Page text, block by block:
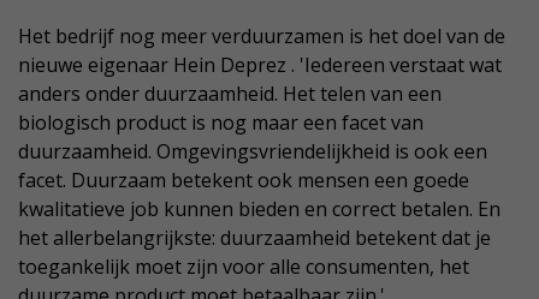
Het bedrijf nog meer verduurzamen is het doel van de
nieuwe eigenaar Hein Deprez . 'Iedereen verstaat wat
anders onder duurzaamheid. Het telen van een
biologisch product is nog maar een facet van
duurzaamheid. Omgevingsvriendelijkheid is ook een
facet. Duurzaam betekent ook mensen een goede
kwalitatieve job kunnen bieden en correct betalen. En
het allerbelangrijkste: duurzaamheid betekent dat je
toegankelijk moet zijn voor alle consumenten, het